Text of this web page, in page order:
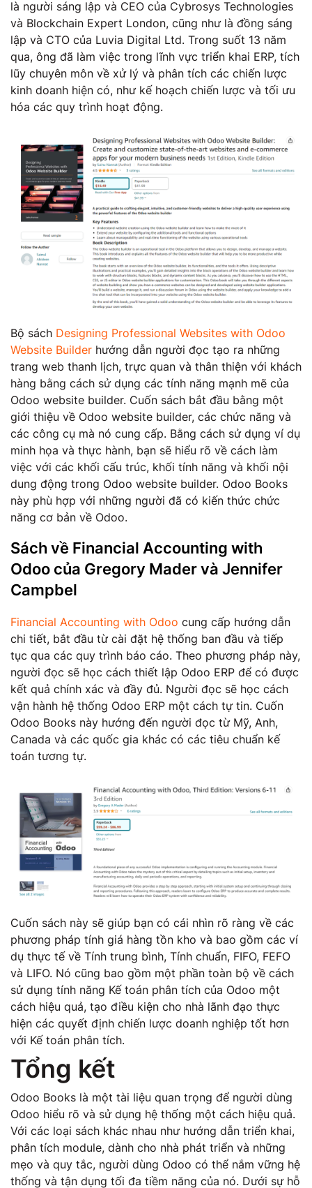
là người sáng lập và CEO của Cybrosys Technologies
và Blockchain Expert London, cũng như là đồng sáng
lập và CTO của Luvia Digital Ltd. Trong suốt 13 năm
qua, ông đã làm việc trong lĩnh vực triển khai ERP, tích
lũy chuyên môn về xử lý và phân tích các chiến lược
kinh doanh hiện có, như kế hoạch chiến lược và tối ưu
hóa các quy trình hoạt động.
Bộ sách Designing Professional Websites with Odoo
Website Builder hướng dẫn người đọc tạo ra những
trang web thanh lịch, trực quan và thân thiện với khách
hàng bằng cách sử dụng các tính năng mạnh mẽ của
Odoo website builder. Cuốn sách bắt đầu bằng một
giới thiệu về Odoo website builder, các chức năng và
các công cụ mà nó cung cấp. Bằng cách sử dụng ví dụ
minh họa và thực hành, bạn sẽ hiểu rõ về cách làm
việc với các khối cấu trúc, khối tính năng và khối nội
dung động trong Odoo website builder. Odoo Books
này phù hợp với những người đã có kiến thức chức
năng cơ bản về Odoo.
Sách về Financial Accounting with
Odoo của Gregory Mader và Jennifer
Campbel
Financial Accounting with Odoo cung cấp hướng dẫn
chi tiết, bắt đầu từ cài đặt hệ thống ban đầu và tiếp
tục qua các quy trình báo cáo. Theo phương pháp này,
người đọc sẽ học cách thiết lập Odoo ERP để có được
kết quả chính xác và đầy đủ. Người đọc sẽ học cách
vận hành hệ thống Odoo ERP một cách tự tin. Cuốn
Odoo Books này hướng đến người đọc từ Mỹ, Anh,
Canada và các quốc gia khác có các tiêu chuẩn kế
toán tương tự.
Cuốn sách này sẽ giúp bạn có cái nhìn rõ ràng về các
phương pháp tính giá hàng tồn kho và bao gồm các ví
dụ thực tế về Tính trung bình, Tính chuẩn, FIFO, FEFO
và LIFO. Nó cũng bao gồm một phần toàn bộ về cách
sử dụng tính năng Kế toán phân tích của Odoo một
cách hiệu quả, tạo điều kiện cho nhà lãnh đạo thực
hiện các quyết định chiến lược doanh nghiệp tốt hơn
với Kế toán phân tích.
Tổng kết
Odoo Books là một tài liệu quan trọng để người dùng
Odoo hiểu rõ và sử dụng hệ thống một cách hiệu quả.
Với các loại sách khác nhau như hướng dẫn triển khai,
phân tích module, dành cho nhà phát triển và những
mẹo và quy tắc, người dùng Odoo có thể nắm vững hệ
thống và tận dụng tối đa tiềm năng của nó. Dưới sự hỗ